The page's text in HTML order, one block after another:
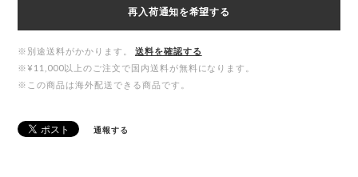
再入荷通知を希望する
※別途送料がかかります。
送料を確認する
※¥11,000以上のご注文で国内送料が無料になります。
※この商品は海外配送できる商品です。
通報する